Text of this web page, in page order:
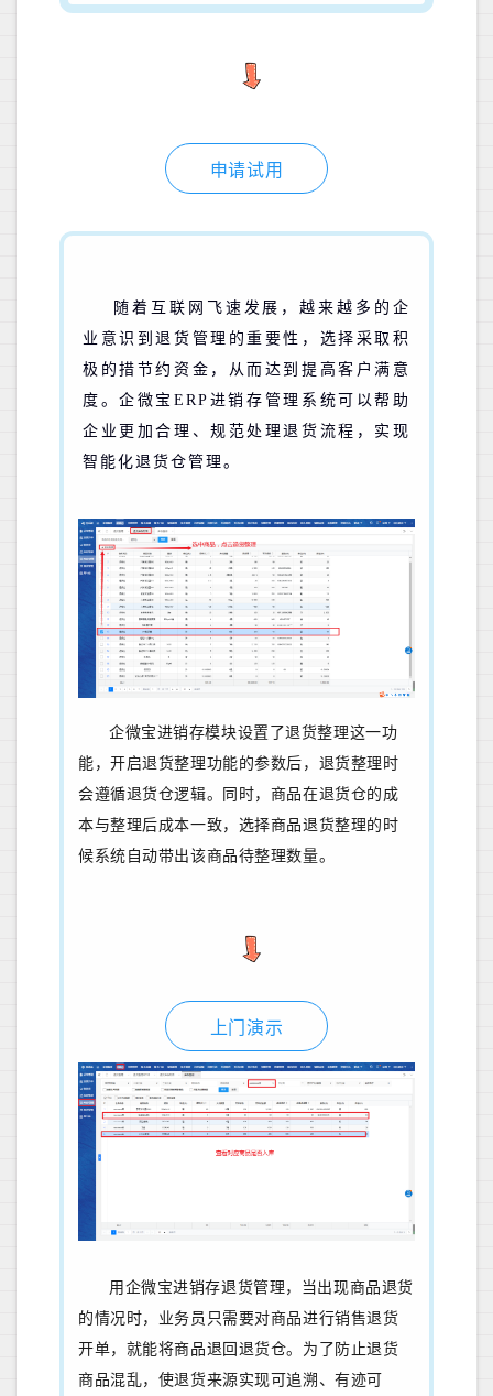
申请试用
随着互联网飞速发展，越来越多的企
业意识到退货管理的重要性，选择采取积
极的措节约资金，从而达到提高客户满意
度。企微宝ERP进销存管理系统可以帮助
企业更加合理、规范处理退货流程，实现
智能化退货仓管理。
企微宝进销存模块设置了退货整理这一功
能，开启退货整理功能的参数后，退货整理时
会遵循退货仓逻辑。同时，商品在退货仓的成
本与整理后成本一致，选择商品退货整理的时
候系统自动带出该商品待整理数量。
上门演示
用企微宝进销存退货管理，当出现商品退货
的情况时，业务员只需要对商品进行销售退货
开单，就能将商品退回退货仓。为了防止退货
商品混乱，使退货来源实现可追溯、有迹可